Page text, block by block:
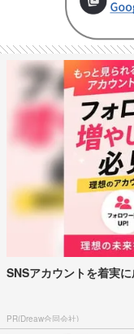
SNSアカウントを着実
PR(Dreaw合同会社)